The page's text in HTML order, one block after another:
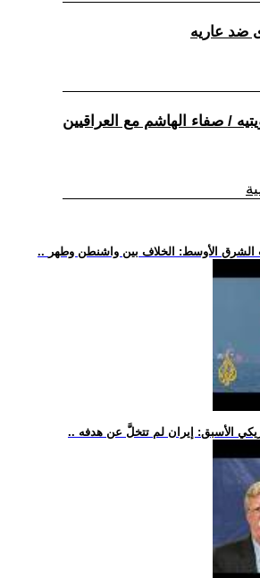
/ صفاء الهاشم مع العراقيين
الشرق الأوسط: الخلاف بين واشنطن وطهر
الأسبق: إيران لم تتخلَّ عن هدفه